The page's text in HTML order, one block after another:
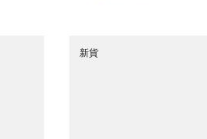
新貨